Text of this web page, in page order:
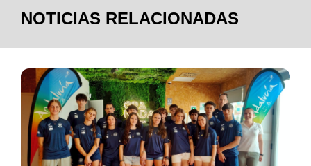
NOTICIAS RELACIONADAS